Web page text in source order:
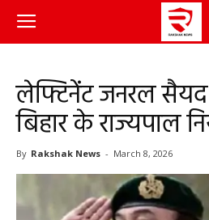
लेफ्टिनेंट जनरल
बिहार के राज्यपाल
By Rakshak News - March 8, 2026